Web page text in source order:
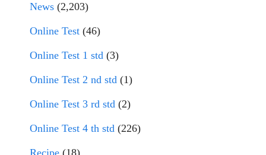
News (2,203)
Online Test (46)
Online Test 1 std (3)
Online Test 2 nd std (1)
Online Test 3 rd std (2)
Online Test 4 th std (226)
Recipe (18)